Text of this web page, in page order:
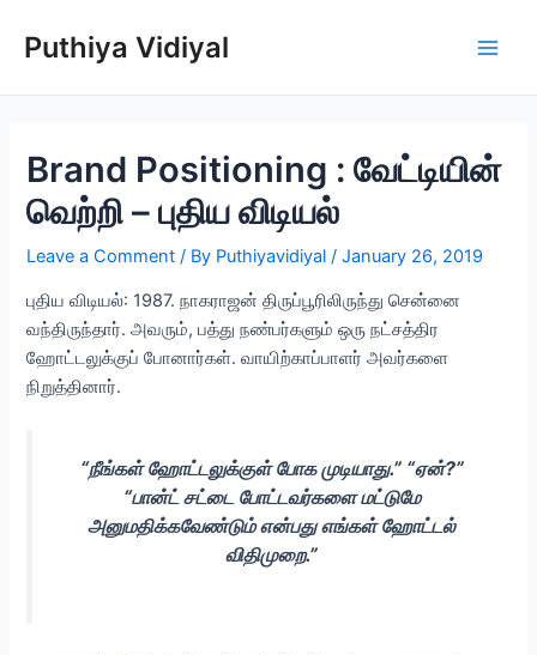
Puthiya Vidiyal
Brand Positioning : வேட்டியின்
வெற்றி – புதிய விடியல்
Leave a Comment / By Puthiyavidiyal/January 26, 2019
புதிய விடியல்: 1987. நாகராஜன் திருப்பூரிலிருந்து சென்னை
வந்திருந்தார். அவரும், பத்து நண்பர்களும் ஒரு நட்சத்திர
ஹோட்டலுக்குப் போனார்கள். வாயிற்காப்பாளர் அவர்களை
நிறுத்தினார்.
“நீங்கள் ஹோட்டலுக்குள் போக முடியாது.” “ஏன்?”
“பான்ட் சட்டை போட்டவர்களை மட்டுமே
அனுமதிக்கவேண்டும் என்பது எங்கள் ஹோட்டல்
விதிமுறை.”